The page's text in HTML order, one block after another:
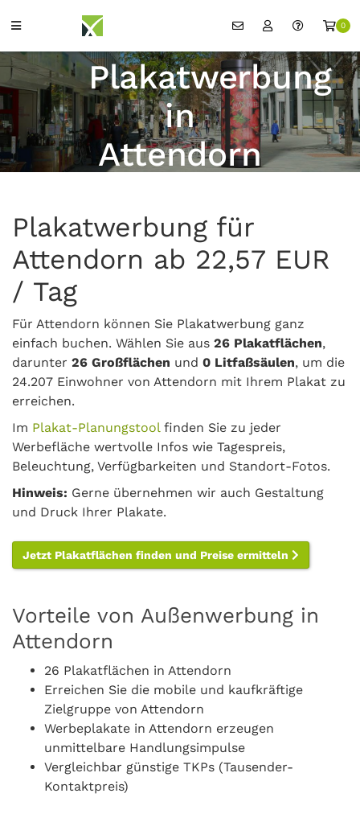
0
Plakatwerbung
in
Attendorn
Plakatwerbung für
Attendorn ab 22,57 EUR
/ Tag
Für Attendorn können Sie Plakatwerbung ganz
einfach buchen. Wählen Sie aus 26 Plakatflächen,
darunter 26 Großflächen und 0 Litfaßsäulen, um die
24.207 Einwohner von Attendorn mit Ihrem Plakat zu
erreichen.
Im Plakat-Planungstoolfinden Sie zu jeder
Werbefläche wertvolle Infos wie Tagespreis,
Beleuchtung, Verfügbarkeiten und Standort-Fotos.
Hinweis: Gerne übernehmen wir auch Gestaltung
und Druck Ihrer Plakate.
Jetzt Plakatflächen finden und Preise ermitteln
Vorteile von Außenwerbung in
Attendorn
26 Plakatflächen in Attendorn
Erreichen Sie die mobile und kaufkräftige
Zielgruppe von Attendorn
Werbeplakate in Attendorn erzeugen
unmittelbare Handlungsimpulse
Vergleichbar günstige TKPs (Tausender-
Kontaktpreis)